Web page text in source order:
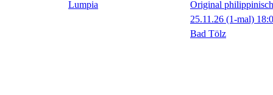
Original
25.11.26 (1-mal)
Bad Tölz